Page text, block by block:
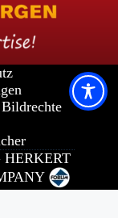
Bildrechte